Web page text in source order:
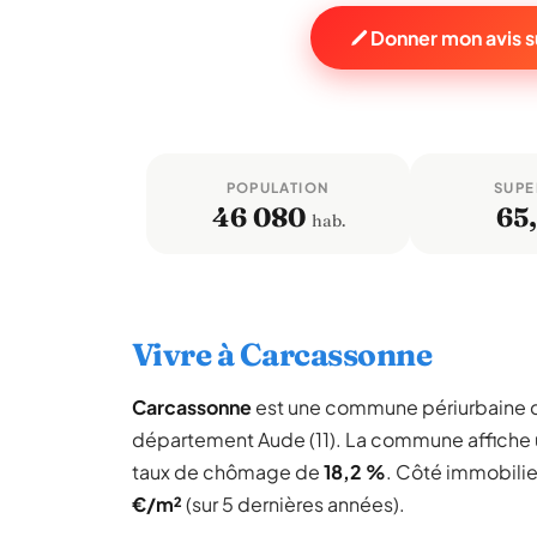
Donner mon avis
POPULATION
46 080 hab.
Vivre à Carcassonne
Carcassonneest une commune périurbaine
département Aude (11). La commune
taux de chômage de18,2 %. Côté
€/m²(sur 5 dernières années).